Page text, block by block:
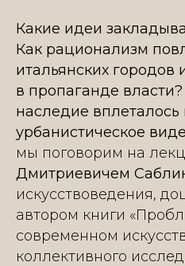
Какие идеи
Как рационализм
итальянских городов
в пропаганде
наследие вплеталось
урбанистическое
мы поговорим на
Дмитриевичем
искусствоведения,
автором книги
современном
коллективного